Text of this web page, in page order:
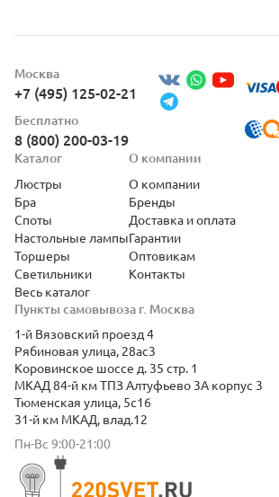
Москва
+7 (495) 125-02-21
Бесплатно
8 (800) 200-03-19
Пункты самовывоза г. Москва
1-й Вязовский проезд 4
Рябиновая улица, 28ас3
Коровинское шоссе д. 35 стр. 1
МКАД 84-й км ТПЗ Алтуфьево 3А корпус 3
Тюменская улица, 5с16
31-й км МКАД, влад.12
Пн-Вс 9:00-21:00
Каталог
Люстры
Бра
Споты
Настольные лампы
Торшеры
Светильники
Весь каталог
О компании
О компании
Бренды
Доставка и оплата
Гарантии
Оптовикам
Контакты